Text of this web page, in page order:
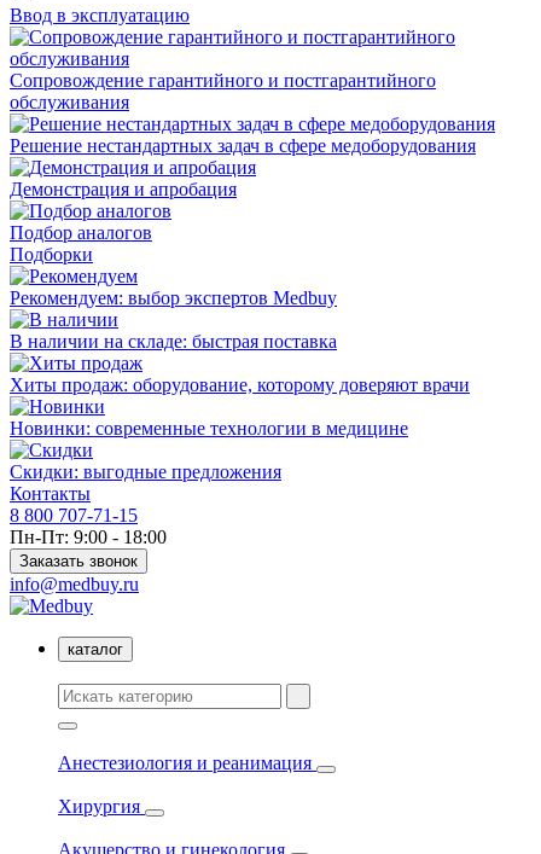
Ввод в эксплуатацию
Сопровождение гарантийного и постгарантийного
обслуживания
Решение нестандартных задач в сфере медоборудования
Демонстрация и апробация
Подбор аналогов
Подборки
Рекомендуем: выбор экспертов Medbuy
В наличии на складе: быстрая поставка
Хиты продаж: оборудование, которому доверяют врачи
Новинки: современные технологии в медицине
Скидки: выгодные предложения
Контакты
8 800 707-71-15
Пн-Пт: 9:00 - 18:00
Заказать звонок
info@medbuy.ru
каталог
Анестезиология и реанимация
Хирургия
Акушерство и гинекология